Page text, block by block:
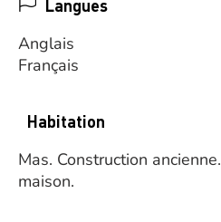
Langues
Anglais
Français
Habitation
Mas. Construction ancienne.
maison.